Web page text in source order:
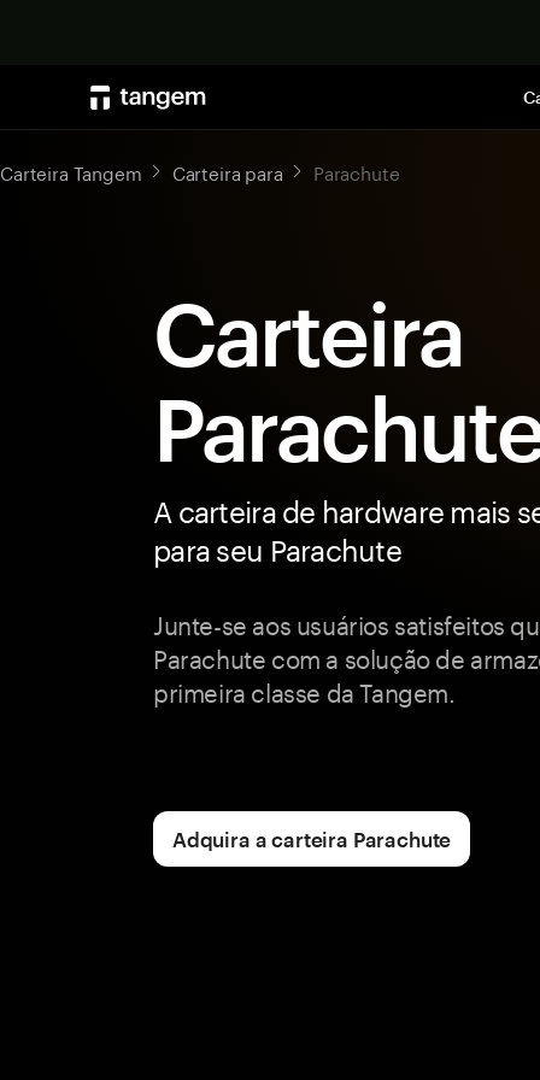
Carteira Tangem Carteira para Parachute
Carteira
A carteira de hardware mais
para seu Parachute
Junte-se aos usuários satisfeitos
Parachute com a solução de
primeira classe da Tangem.
Adquira a carteira Parachute